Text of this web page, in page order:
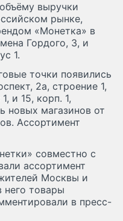
выручки
рынке,
«Монетка» в
Гордого, 3, и
1.
точки появились
2а, строение 1,
и 15, корп. 1,
новых магазинов от
Ассортимент
совместно с
ассортимент
Москвы и
него товары
в пресс-